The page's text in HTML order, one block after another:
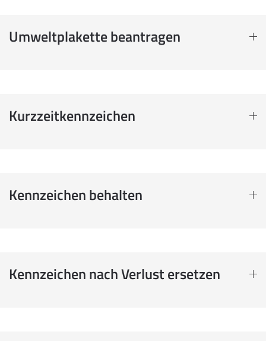
Umweltplakette beantragen
Kurzzeitkennzeichen
Kennzeichen behalten
Kennzeichen nach Verlust ersetzen